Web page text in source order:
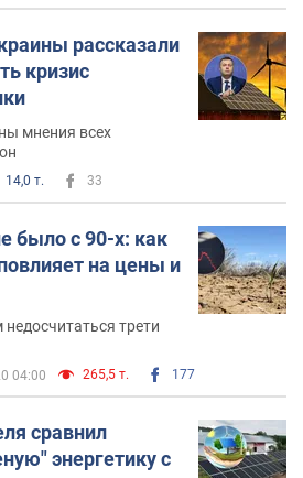
рассказали
кризис
мнения всех
14,0 т. 33
было с 90-х: как
на цены и
трети
04:00 265,5 т. 177
сравнил
энергетику с